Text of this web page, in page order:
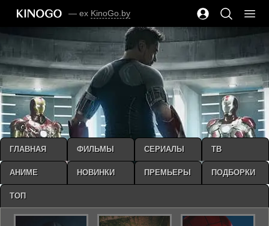
— ex KinoGo.by
ГЛАВНАЯ ФИЛЬМЫ СЕРИАЛЫ ТВ
АНИМЕ НОВИНКИ ПРЕМЬЕРЫ ПОДБОРКИ
ТОП